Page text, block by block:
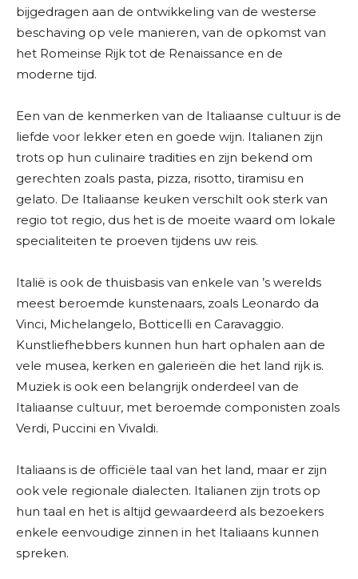
bijgedragen aan de ontwikkeling van de westerse
beschaving op vele manieren, van de opkomst van
het Romeinse Rijk tot de Renaissance en de
moderne tijd.
Een van de kenmerken van de Italiaanse cultuur is de
liefde voor lekker eten en goede wijn. Italianen zijn
trots op hun culinaire tradities en zijn bekend om
gerechten zoals pasta, pizza, risotto, tiramisu en
gelato. De Italiaanse keuken verschilt ook sterk van
regio tot regio, dus het is de moeite waard om lokale
specialiteiten te proeven tijdens uw reis.
Italië is ook de thuisbasis van enkele van ’s werelds
meest beroemde kunstenaars, zoals Leonardo da
Vinci, Michelangelo, Botticelli en Caravaggio.
Kunstliefhebbers kunnen hun hart ophalen aan de
vele musea, kerken en galerieën die het land rijk is.
Muziek is ook een belangrijk onderdeel van de
Italiaanse cultuur, met beroemde componisten zoals
Verdi, Puccini en Vivaldi.
Italiaans is de officiële taal van het land, maar er zijn
ook vele regionale dialecten. Italianen zijn trots op
hun taal en het is altijd gewaardeerd als bezoekers
enkele eenvoudige zinnen in het Italiaans kunnen
spreken.